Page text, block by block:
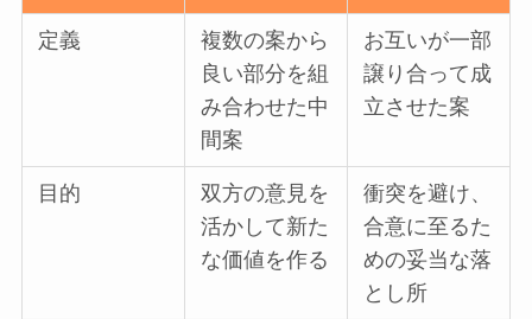
定義
複数の案から
良い部分を組
み合わせた中
間案
お互いが一部
譲り合って成
立させた案
目的
双方の意見を
活かして新た
な価値を作る
衝突を避け、
合意に至るた
めの妥当な落
とし所